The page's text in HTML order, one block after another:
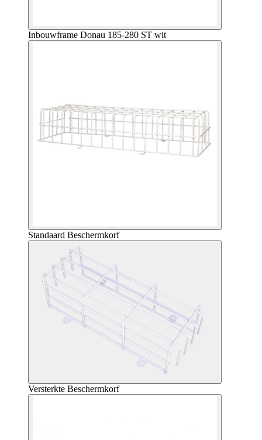
Inbouwframe Donau 185-280 ST wit
Standaard Beschermkorf
Versterkte Beschermkorf